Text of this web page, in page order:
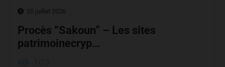
20 juillet 2026
Procès “Sakoun” – Les sites
patrimoinecryp…